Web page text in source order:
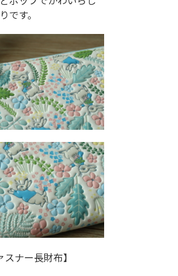
です。
スナー長財布】